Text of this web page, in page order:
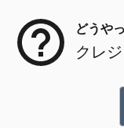
どうや
クレ